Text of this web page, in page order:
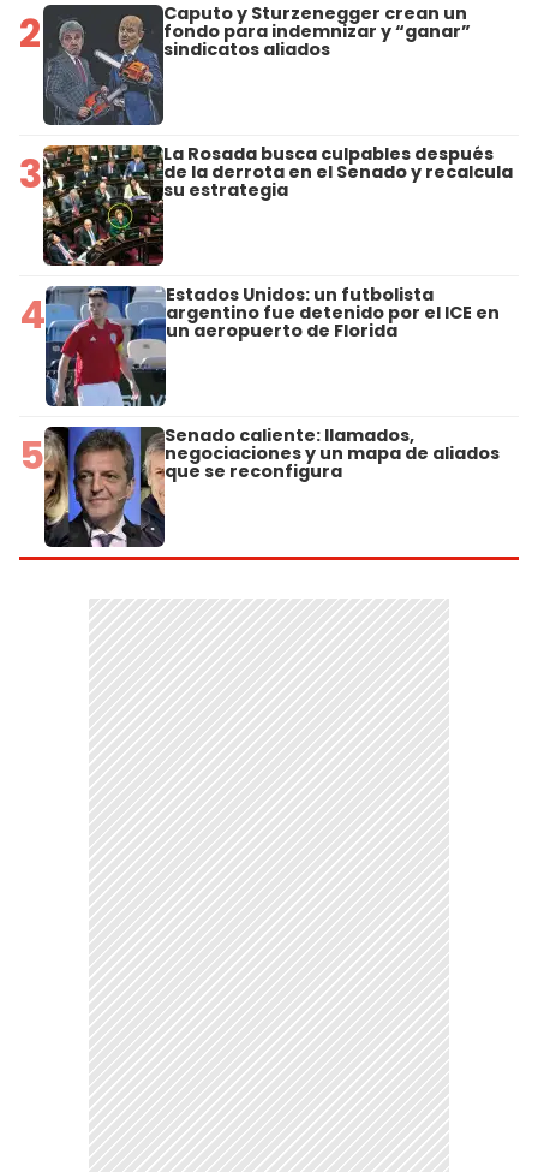
2 Caputo y Sturzenegger crean un
fondo para indemnizar y “ganar”
sindicatos aliados
3 La Rosada busca culpables después
de la derrota en el Senado y recalcula
su estrategia
4 Estados Unidos: un futbolista
argentino fue detenido por el ICE en
un aeropuerto de Florida
5 Senado caliente: llamados,
negociaciones y un mapa de aliados
que se reconfigura